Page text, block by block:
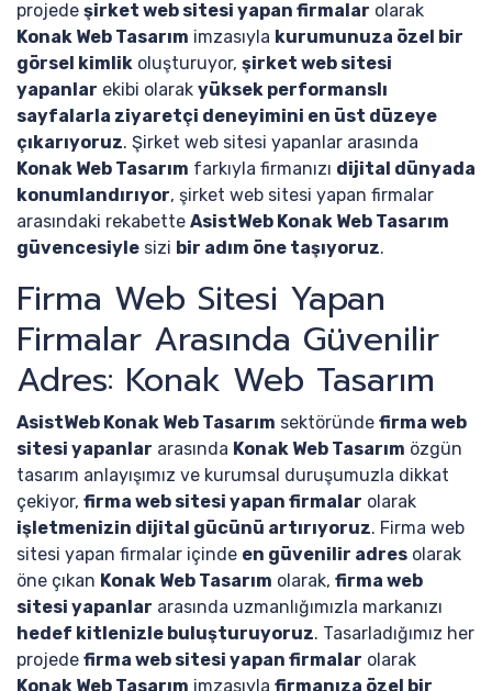
projede şirket web sitesi yapan firmalar olarak
Konak Web Tasarım imzasıyla kurumunuza özel bir
görsel kimlik oluşturuyor, şirket web sitesi
yapanlar ekibi olarak yüksek performanslı
sayfalarla ziyaretçi deneyimini en üst düzeye
çıkarıyoruz. Şirket web sitesi yapanlar arasında
Konak Web Tasarım farkıyla firmanızı dijital dünyada
konumlandırıyor, şirket web sitesi yapan firmalar
arasındaki rekabette AsistWeb Konak Web Tasarım
güvencesiyle sizi bir adım öne taşıyoruz.
Firma Web Sitesi Yapan
Firmalar Arasında Güvenilir
Adres: Konak Web Tasarım
AsistWeb Konak Web Tasarım sektöründe firma web
sitesi yapanlar arasında Konak Web Tasarım özgün
tasarım anlayışımız ve kurumsal duruşumuzla dikkat
çekiyor, firma web sitesi yapan firmalar olarak
işletmenizin dijital gücünü artırıyoruz. Firma web
sitesi yapan firmalar içinde en güvenilir adres olarak
öne çıkan Konak Web Tasarım olarak, firma web
sitesi yapanlar arasında uzmanlığımızla markanızı
hedef kitlenizle buluşturuyoruz. Tasarladığımız her
projede firma web sitesi yapan firmalar olarak
Konak Web Tasarım imzasıyla firmanıza özel bir